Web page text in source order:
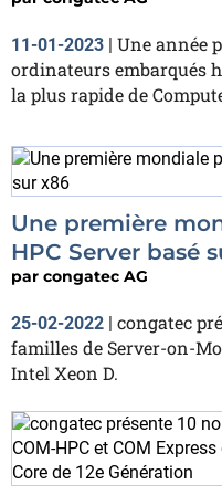
11-01-2023 | Une année
ordinateurs embarqués
la plus rapide de
Une première
HPC Server basé
par congatec AG
25-02-2022 | congatec
familles de Server-on-
Intel Xeon D.